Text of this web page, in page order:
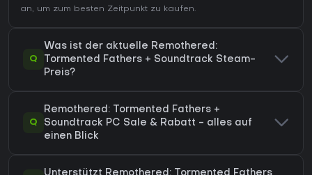
an, um zum besten Zeitpunkt zu kaufen.
Q
Was ist der aktuelle Remothered:
Tormented Fathers + Soundtrack Steam-
Preis?
Q
Remothered: Tormented Fathers +
Soundtrack PC Sale & Rabatt - alles auf
einen Blick